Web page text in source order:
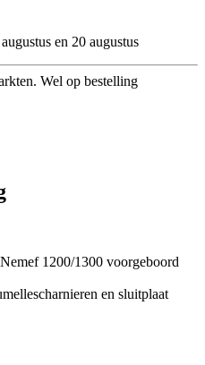
en 20 augustus
Wel op bestelling
1200/1300 voorgeboord
en sluitplaat